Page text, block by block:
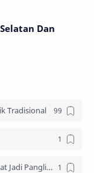
Dan
Tradisional
Calon Kuat Jadi Panglima TNI